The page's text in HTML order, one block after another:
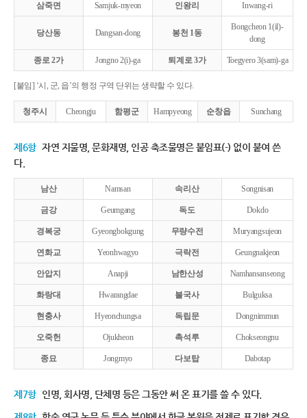
삼죽면 Samjuk-myeon 인왕리 Inwang-ri
당산동 Dangsan-dong 봉천 1동
Bongcheon 1(il)-
dong
종로 2가 Jongno 2(i)-ga 퇴계로 3가 Toegyero 3(sam)-ga
[붙임] ‘시, 군, 읍’의 행정 구역 단위는 생략할 수 있다.
청주시 Cheongju 함평군 Hampyeong 순창읍 Sunchang
제6항 자연 지물명, 문화재명, 인공 축조물명은 붙임표(-) 없이 붙여 쓴
다.
남산 Namsan 속리산 Songnisan
금강 Geumgang 독도 Dokdo
경복궁 Gyeongbokgung 무량수전 Muryangsujeon
연화교 Yeonhwagyo 극락전 Geungnakjeon
안압지 Anapji 남한산성 Namhansanseong
화랑대 Hwarangdae 불국사 Bulguksa
현충사 Hyeonchungsa 독립문 Dongnimmun
오죽헌 Ojukheon 촉석루 Chokseongnu
종묘 Jongmyo 다보탑 Dabotap
제7항 인명, 회사명, 단체명 등은 그동안 써 온 표기를 쓸 수 있다.